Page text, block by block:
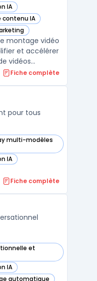
IA
contenu IA
montage vidéo
et accélérer
vidéos
entreprises,
avec des
Fiche complète
pour tous
multi-modèles
IA
Fiche complète
et
catégorie
IA
catégorie
automatique